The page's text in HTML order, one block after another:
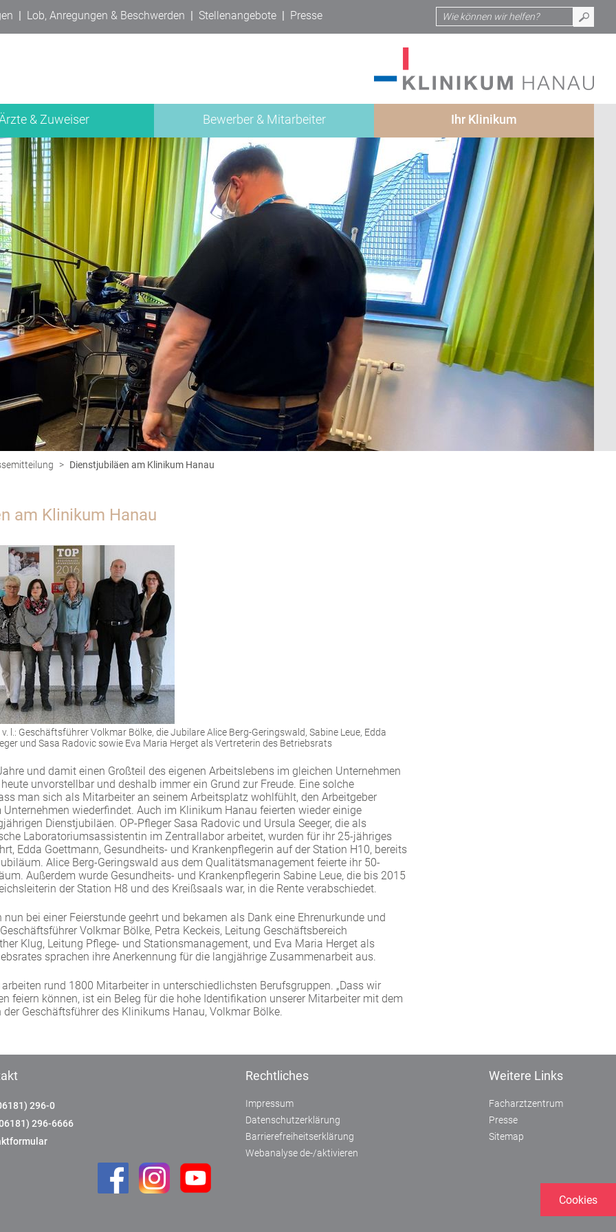
| Lob, Anregungen & Beschwerden | Stellenangebote | Presse
& Zuweiser Bewerber & Mitarbeiter Ihr Klinikum
> Dienstjubiläen am Klinikum Hanau
am Klinikum Hanau
l.: Geschäftsführer Volkmar Bölke, die Jubilare Alice Berg-Geringswald, Sabine Leue, Edda
und Sasa Radovic sowie Eva Maria Herget als Vertreterin des Betriebsrats
und damit einen Großteil des eigenen Arbeitslebens im gleichen Unternehmen
unvorstellbar und deshalb immer ein Grund zur Freude. Eine solche
man sich als Mitarbeiter an seinem Arbeitsplatz wohlfühlt, den Arbeitgeber
wiederfindet. Auch im Klinikum Hanau feierten wieder einige
Dienstjubiläen. OP-Pfleger Sasa Radovic und Ursula Seeger, die als
Laboratoriumsassistentin im Zentrallabor arbeitet, wurden für ihr 25-jähriges
Edda Goettmann, Gesundheits- und Krankenpflegerin auf der Station H10, bereits
Alice Berg-Geringswald aus dem Qualitätsmanagement feierte ihr 50-
Außerdem wurde Gesundheits- und Krankenpflegerin Sabine Leue, die bis 2015
der Station H8 und des Kreißsaals war, in die Rente verabschiedet.
nun bei einer Feierstunde geehrt und bekamen als Dank eine Ehrenurkunde und
Volkmar Bölke, Petra Keckeis, Leitung Geschäftsbereich
Klug, Leitung Pflege- und Stationsmanagement, und Eva Maria Herget als
sprachen ihre Anerkennung für die langjährige Zusammenarbeit aus.
rund 1800 Mitarbeiter in unterschiedlichsten Berufsgruppen. „Dass wir
feiern können, ist ein Beleg für die hohe Identifikation unserer Mitarbeiter mit dem
der Geschäftsführer des Klinikums Hanau, Volkmar Bölke.
Cookies
296-0
296-6666
Rechtliches
Impressum
Datenschutzerklärung
Barrierefreiheitserklärung
Webanalyse de-/aktivieren
Weitere Links
Facharztzentrum
Presse
Sitemap